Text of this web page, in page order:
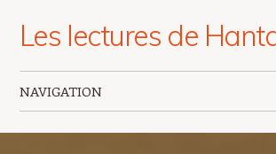
Les lectures de
NAVIGATION